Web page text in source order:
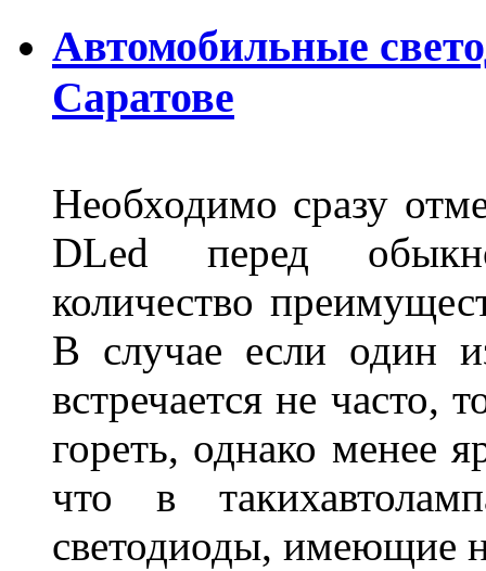
Автомобильные
Саратове
Необходимо сразу
DLed перед
количество
В случае если один
встречается не часто,
гореть, однако менее
что в
светодиоды, имеющие